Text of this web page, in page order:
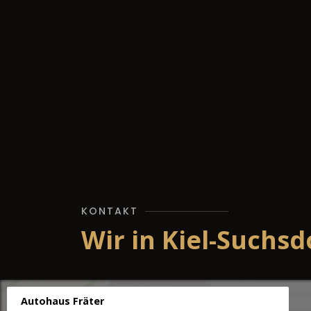
KONTAKT
Wir in Kiel-
Autohaus Fräter